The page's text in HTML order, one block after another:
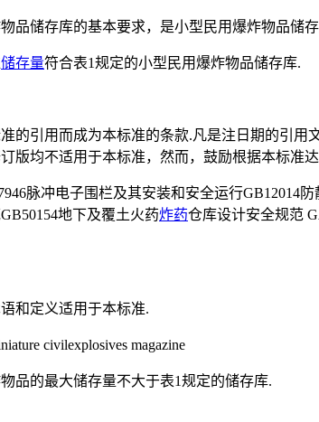
品储存库的基本要求，是小型民用爆炸物品储存
储存量符合表1规定的小型民用爆炸物品储存库.
的引用而成为本标准的条款.凡是注日期的引
版均不适用于本标准，然而，鼓励根据本标准
脉冲电子围栏及其安装和安全运行GB12014
地下及覆土火药炸药仓库设计安全规范
和定义适用于本标准.
civilexplosives magazine
品的最大储存量不大于表1规定的储存库.